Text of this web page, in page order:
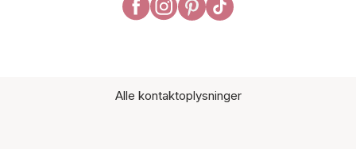
Alle kontaktoplysninger